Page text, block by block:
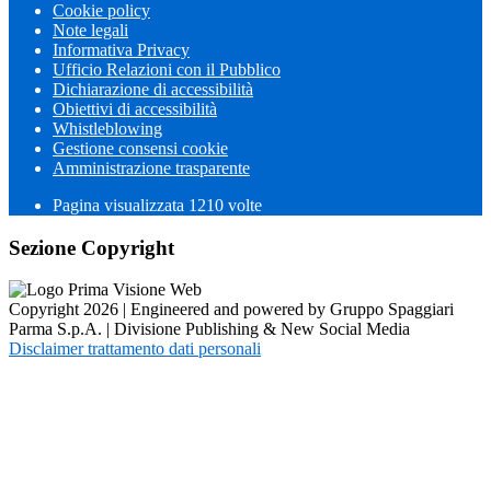
Cookie policy
Note legali
Informativa Privacy
Ufficio Relazioni con il Pubblico
Dichiarazione di accessibilità
Obiettivi di accessibilità
Whistleblowing
Gestione consensi cookie
Amministrazione trasparente
Pagina visualizzata 1210 volte
Sezione Copyright
Copyright 2026 | Engineered and powered by Gruppo Spaggiari
Parma S.p.A. | Divisione Publishing & New Social Media
Disclaimer trattamento dati personali